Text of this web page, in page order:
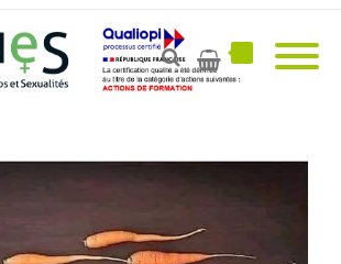
PhoneFacebookTwitterYoutube